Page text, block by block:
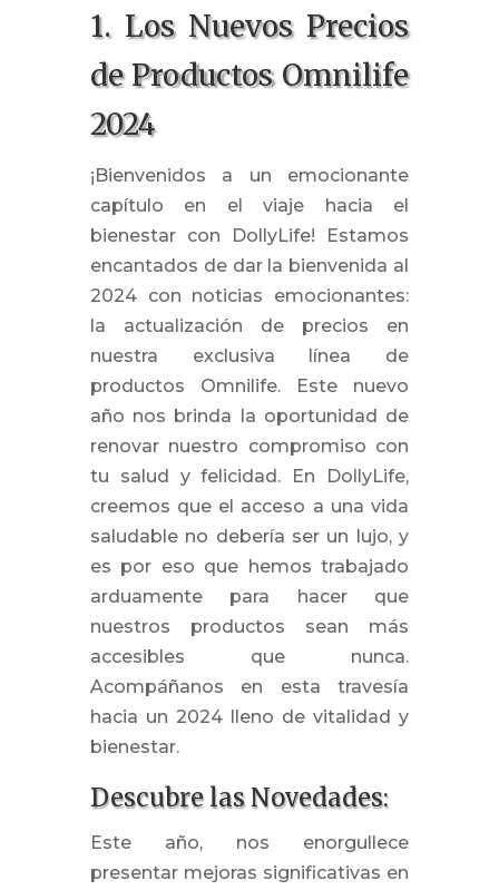
1. Los Nuevos Precios
de Productos Omnilife
2024
¡Bienvenidos a un emocionante
capítulo en el viaje hacia el
bienestar con DollyLife! Estamos
encantados de dar la bienvenida al
2024 con noticias emocionantes:
la actualización de precios en
nuestra exclusiva línea de
productos Omnilife. Este nuevo
año nos brinda la oportunidad de
renovar nuestro compromiso con
tu salud y felicidad. En DollyLife,
creemos que el acceso a una vida
saludable no debería ser un lujo, y
es por eso que hemos trabajado
arduamente para hacer que
nuestros productos sean más
accesibles que nunca.
Acompáñanos en esta travesía
hacia un 2024 lleno de vitalidad y
bienestar.
Descubre las Novedades:
Este año, nos enorgullece
presentar mejoras significativas en